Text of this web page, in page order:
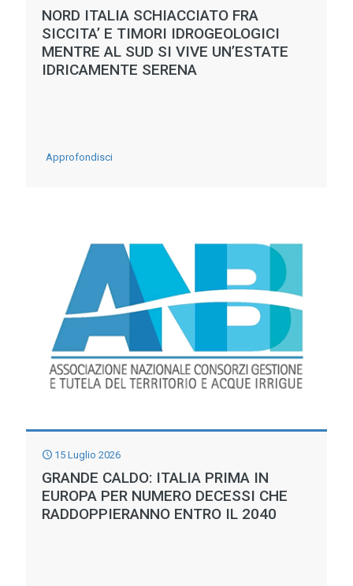
COMUNQUE
TERRITORIO
NORD ITALIA SCHIACCIATO FRA
SICCITA’ E TIMORI IDROGEOLOGICI
MENTRE AL SUD SI VIVE UN’ESTATE
IDRICAMENTE SERENA
Approfondisci-
FRA
SICCITA’
E
IDROGEOLOGICI
MENTRE
AL
IDRICAMENTE
15 Luglio 2026
GRANDE CALDO: ITALIA PRIMA IN
EUROPA PER NUMERO DECESSI CHE
RADDOPPIERANNO ENTRO IL 2040